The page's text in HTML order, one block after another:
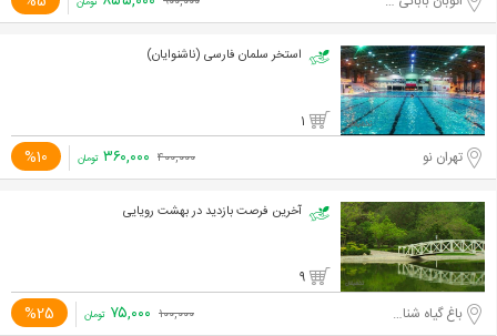
استخر سلمان فارسی (ناشنوایان)
1
تهران نو %10 ۴۰۰,۰۰۰ ۳۶۰,۰۰۰ تومان
آخرین فرصت بازدید در بهشت رویایی
9
باغ گیاه شناسی ملی ایران %25 ۱۰۰,۰۰۰ ۷۵,۰۰۰ تومان